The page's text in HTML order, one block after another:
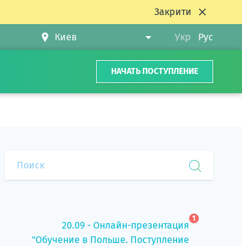
Закрити
Укр Рус
НАЧАТЬ ПОСТУПЛЕНИЕ
20.09 - Онлайн-презентация
"Обучение в Польше. Поступление
1